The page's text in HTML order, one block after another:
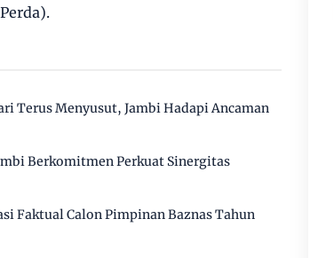
Terus Menyusut, Jambi Hadapi Ancaman
Berkomitmen Perkuat Sinergitas
Faktual Calon Pimpinan Baznas Tahun